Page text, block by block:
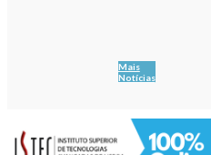
Mais
Notícias